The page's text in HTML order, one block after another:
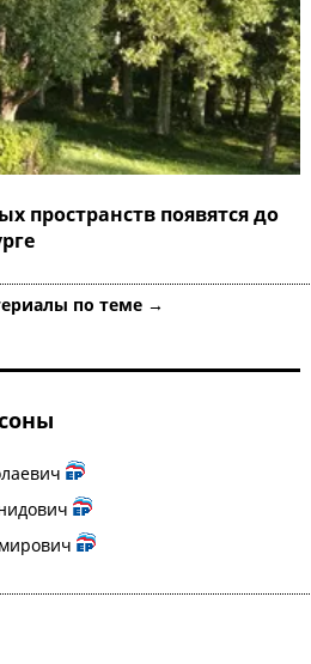
пространств появятся до
по теме →